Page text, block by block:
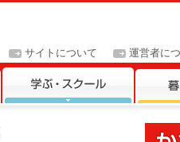
運営者に
サイトについて